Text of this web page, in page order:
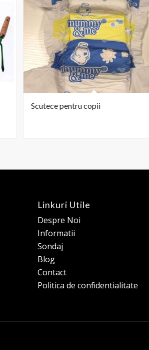
Scutece pentru copii
Linkuri Utile
Despre Noi
Informatii
Sondaj
Blog
Contact
Politica de confidentialitate